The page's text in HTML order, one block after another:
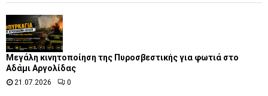
Μεγάλη κινητοποίηση της Πυροσβεστικής για φωτιά στο
Αδάμι Αργολίδας
21.07.2026 0